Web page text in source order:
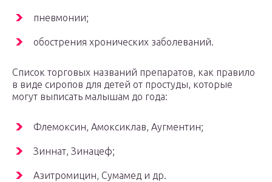
пневмонии;
обострения хронических заболеваний.
Список торговых названий препаратов, как правило
в виде сиропов для детей от простуды, которые
могут выписать малышам до года:
Флемоксин, Амоксиклав, Аугментин;
Зиннат, Зинацеф;
Азитромицин, Сумамед и др.